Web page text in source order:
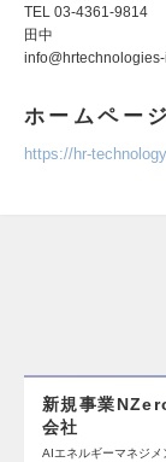
TEL 03-4361-9814
田中
ホームページ
https://hr-
新規事業
会社
AIエネルギーマネジメ